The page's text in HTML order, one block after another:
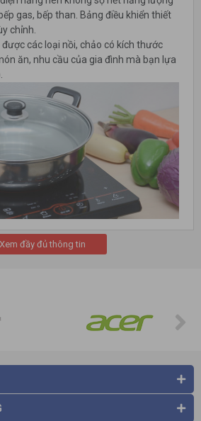
gas, bếp than. Bảng điều khiển thiết
chỉnh.
các loại nồi, chảo có kích thước
ăn, nhu cầu của gia đình mà bạn lựa
nhà nếu nồi không làm từ vật nhiễm
sử dụng sản phẩm và dịch vụ của
ngõ 362 ,Giải Phóng, P. Thịnh Liệt, Q.
Trường Chinh, P. Khương Mai, Q.
Xem đầy đủ thông tin